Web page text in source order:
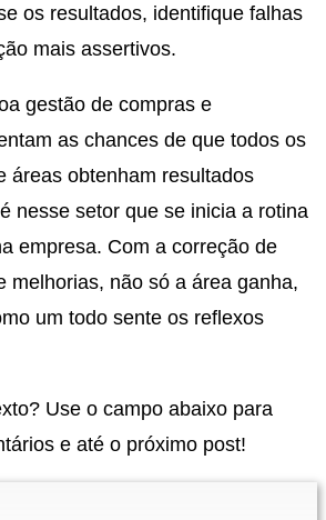
os resultados, identifique falhas
mais assertivos.
gestão de compras e
as chances de que todos os
áreas obtenham resultados
nesse setor que se inicia a rotina
empresa. Com a correção de
melhorias, não só a área ganha,
um todo sente os reflexos
Use o campo abaixo para
e até o próximo post!